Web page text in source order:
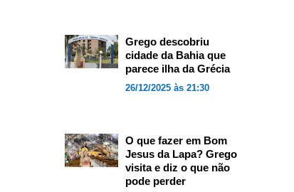
Grego descobriu
cidade da Bahia que
parece ilha da Grécia
26/12/2025 às 21:30
O que fazer em Bom
Jesus da Lapa? Grego
visita e diz o que não
pode perder